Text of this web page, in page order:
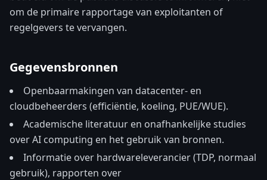
om de primaire rapportage van exploitanten of
regelgevers te vervangen.
Gegevensbronnen
Openbaarmakingen van datacenter- en
cloudbeheerders (efficiëntie, koeling, PUE/WUE).
Academische literatuur en onafhankelijke studies
over AI computing en het gebruik van bronnen.
Informatie over hardwareleverancier (TDP, normaal
gebruik), rapporten over